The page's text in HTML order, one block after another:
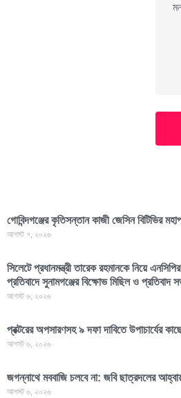
গোবিন্দগঞ্জের কৃতিসন্তান কাজী জেসিন বিটিভির
আগস্ট ৭, ২০২৬
সিলেটে প্রধানমন্ত্রী তারেক রহমানকে নিয়ে
প্রতিবাদে সুনামগঞ্জের বিক্ষোভ মিছিল ও প্রতিবাদ
আগস্ট ৬, ২০২৬
প্রক্টরের অপসারণসহ ৯ দফা দাবিতে উপাচার্যের
আগস্ট ৬, ২০২৬
জগন্নাথে মববাজি চলবে না: জবি ছাত্রদলের
আগস্ট ৬, ২০২৬